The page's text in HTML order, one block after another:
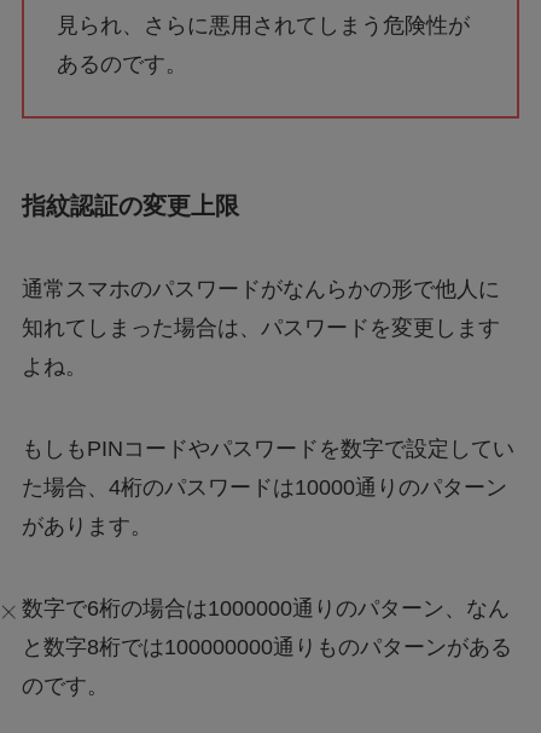
見られ、さらに悪用されてしまう危険性が
あるのです。
指紋認証の変更上限
通常スマホのパスワードがなんらかの形で他人に
知れてしまった場合は、パスワードを変更します
よね。
もしもPINコードやパスワードを数字で設定してい
た場合、4桁のパスワードは10000通りのパターン
があります。
数字で6桁の場合は1000000通りのパターン、なん
と数字8桁では100000000通りものパターンがある
のです。